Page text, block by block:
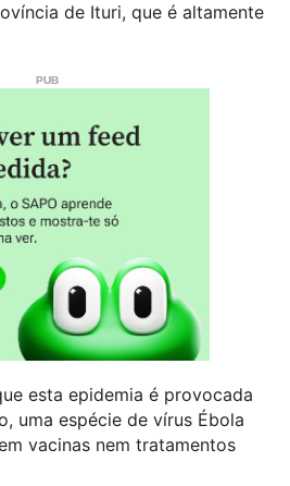
de Ituri, que é altamente
esta epidemia é provocada
uma espécie de vírus Ébola
vacinas nem tratamentos